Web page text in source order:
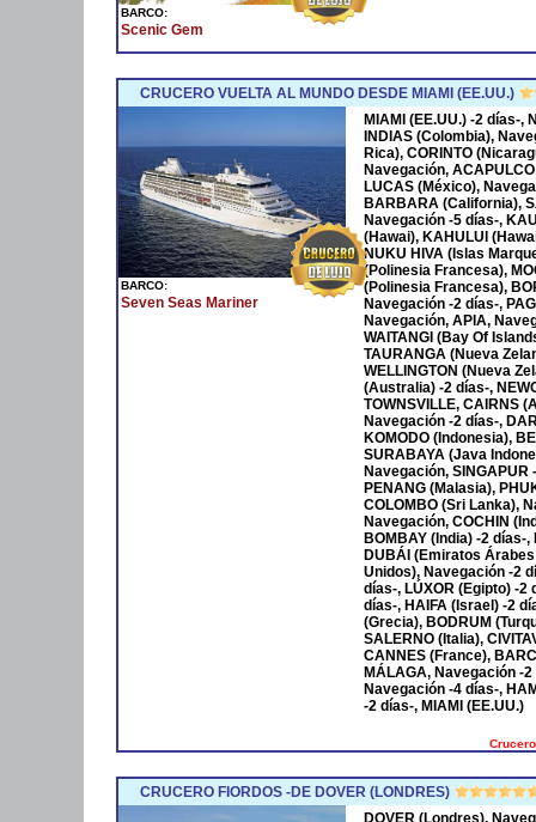
BARCO:
Scenic Gem
CRUCERO VUELTA AL MUNDO DESDE MIAMI (EE.UU.)
BARCO:
Seven Seas Mariner
MIAMI (EE.UU.) -2 días-,
INDIAS (Colombia),
Rica), CORINTO
Navegación,
LUCAS (México),
BARBARA (California),
Navegación -5 días-,
(Hawai), KAHULUI
NUKU HIVA (Islas
(Polinesia Francesa),
(Polinesia Francesa),
Navegación -2 días-,
Navegación, APIA,
WAITANGI (Bay Of
TAURANGA (Nueva
WELLINGTON (Nueva
(Australia) -2 días-,
TOWNSVILLE, CAIRNS
Navegación -2 días-,
KOMODO (Indonesia),
SURABAYA (Java
Navegación, SINGAPUR
PENANG (Malasia),
COLOMBO (Sri Lanka),
Navegación, COCHIN
BOMBAY (India) -2 días-
DUBÁI (Emiratos
Unidos), Navegación -2
días-, LÚXOR (Egipto) -
días-, HAIFA (Israel) -2
(Grecia), BODRUM
SALERNO (Italia),
CANNES (France),
MÁLAGA, Navegación -
Navegación -4 días-,
-2 días-, MIAMI (EE.UU.)
CRUCERO FIORDOS -DE DOVER (LONDRES)
DOVER (Londres),